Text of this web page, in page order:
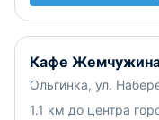
Кафе
Ольгинка, ул.
1.1 км до центра